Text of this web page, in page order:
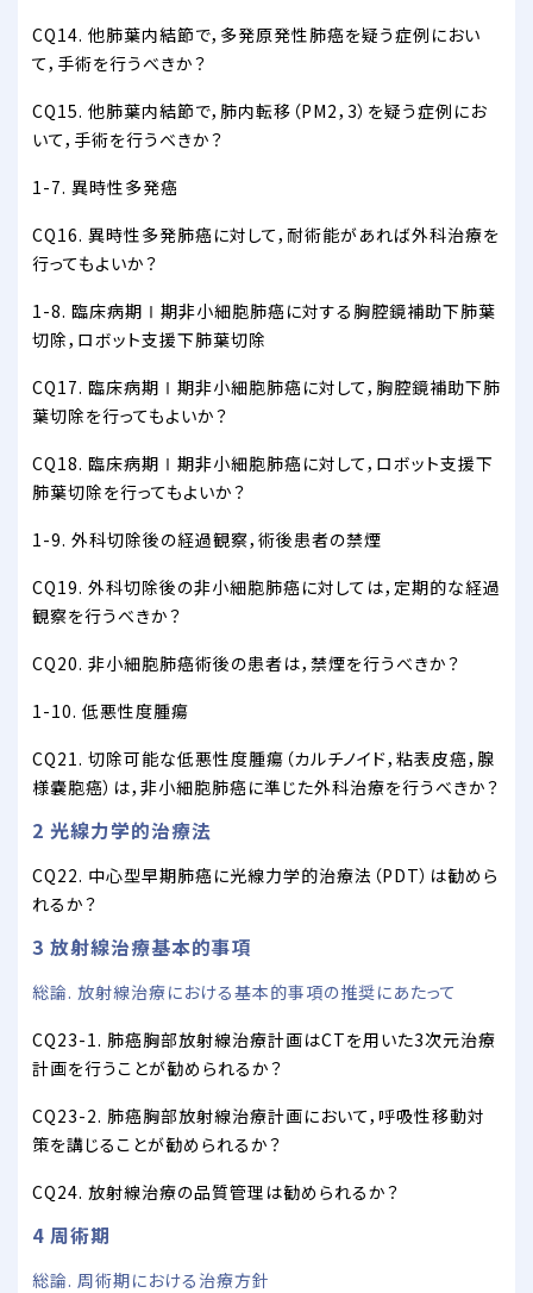
CQ14. 他肺葉内結節で，多発原発性肺癌を疑う症例におい
て，手術を行うべきか？
CQ15. 他肺葉内結節で，肺内転移（PM2，3）を疑う症例にお
いて，手術を行うべきか？
1-7. 異時性多発癌
CQ16. 異時性多発肺癌に対して，耐術能があれば外科治療を
行ってもよいか？
1-8. 臨床病期Ⅰ期非小細胞肺癌に対する胸腔鏡補助下肺葉
切除，ロボット支援下肺葉切除
CQ17. 臨床病期Ⅰ期非小細胞肺癌に対して，胸腔鏡補助下肺
葉切除を行ってもよいか？
CQ18. 臨床病期Ⅰ期非小細胞肺癌に対して，ロボット支援下
肺葉切除を行ってもよいか？
1-9. 外科切除後の経過観察，術後患者の禁煙
CQ19. 外科切除後の非小細胞肺癌に対しては，定期的な経過
観察を行うべきか？
CQ20. 非小細胞肺癌術後の患者は，禁煙を行うべきか？
1-10. 低悪性度腫瘍
CQ21. 切除可能な低悪性度腫瘍（カルチノイド，粘表皮癌，腺
様嚢胞癌）は，非小細胞肺癌に準じた外科治療を行うべきか？
2 光線力学的治療法
CQ22. 中心型早期肺癌に光線力学的治療法（PDT）は勧めら
れるか？
3 放射線治療基本的事項
総論. 放射線治療における基本的事項の推奨にあたって
CQ23-1. 肺癌胸部放射線治療計画はCTを用いた3次元治療
計画を行うことが勧められるか？
CQ23-2. 肺癌胸部放射線治療計画において，呼吸性移動対
策を講じることが勧められるか？
CQ24. 放射線治療の品質管理は勧められるか？
4 周術期
総論. 周術期における治療方針